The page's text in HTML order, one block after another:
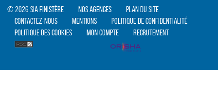
© 2026 SIA Finistère Nos agences
Plan du site
Contactez-nous
Mentions
Politique de confidentialité
Politique des cookies
Mon compte Recrutement